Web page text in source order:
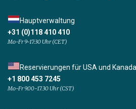
Hauptverwaltung
+31 (0)118 410 410
Mo-Fr 9-17:30 Uhr (CET)
Reservierungen für USA und Kanada
+1 800 453 7245
Mo-Fr 9.00-17.30 Uhr (CST)